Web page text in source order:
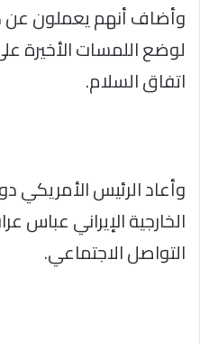
وأضاف أنهم يعملون عن
لوضع اللمسات الأخيرة
اتفاق السلام.
وأعاد الرئيس الأمريكي
الخارجية الإيراني
التواصل الاجتماعي.